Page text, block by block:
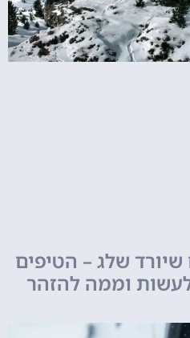
שיורד שלג – הטיפים
וממה להזהר